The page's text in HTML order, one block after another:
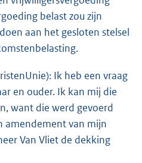
belast zou zijn
aan het gesloten stelsel
Ik heb een vraag
en ouder. Ik kan mij die
want die werd gevoerd
amendement van mijn
Van Vliet de dekking